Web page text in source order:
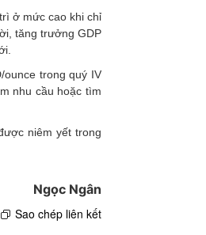
ở mức cao khi chỉ
tăng trưởng GDP
ounce trong quý IV
nhu cầu hoặc tìm
niêm yết trong
Ngọc Ngân
Sao chép liên kết